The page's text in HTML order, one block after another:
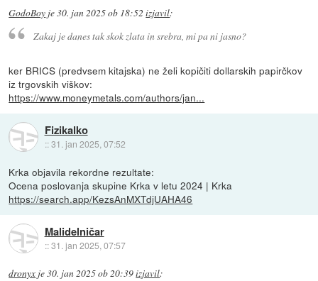
GodoBoy je30. jan 2025 ob 18:52 izjavil:
Zakaj je danes tak skok zlata in srebra, mi pa ni jasno?
ker BRICS (predvsem kitajska) ne želi kopičiti dollarskih papirčkov
iz trgovskih viškov:
https://www.moneymetals.com/authors/jan...
Fizikalko
::31. jan 2025, 07:52
Krka objavila rekordne rezultate:
Ocena poslovanja skupine Krka v letu 2024 | Krka
https://search.app/KezsAnMXTdjUAHA46
Malidelničar
::31. jan 2025, 07:57
dronyx je30. jan 2025 ob 20:39izjavil: